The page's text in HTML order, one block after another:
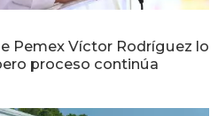
Pemex Víctor Rodríguez lo
proceso continúa